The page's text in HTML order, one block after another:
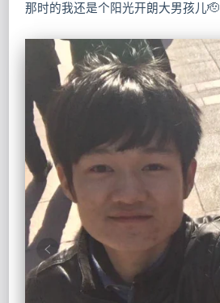
那时的我还是个阳光开朗大男孩儿🫡